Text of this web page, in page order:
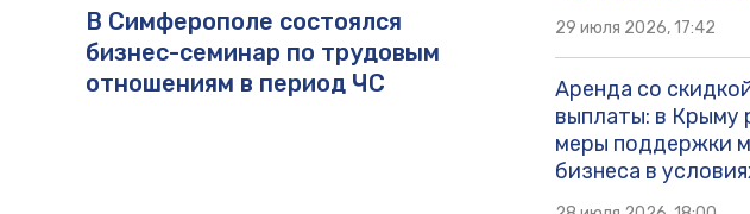
В Симферополе состоялся
бизнес-семинар по трудовым
отношениям в период ЧС
29 июля 2026, 17:42
Аренда со
выплаты: в Крыму
меры поддержки
бизнеса в